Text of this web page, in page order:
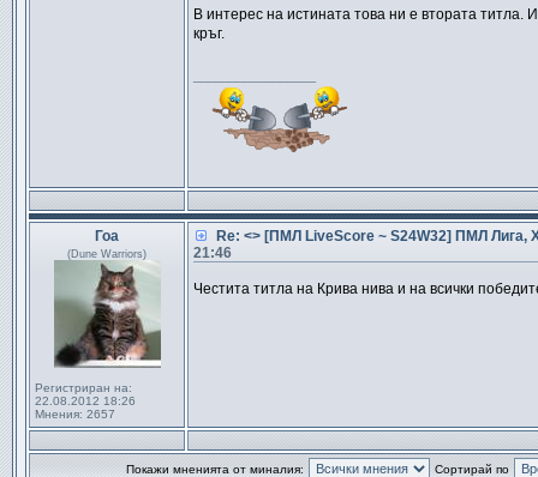
В интерес на истината това ни е втората титла.
кръг.
Гоа
(Dune Warriors)
Регистриран на:
22.08.2012 18:26
Мнения: 2657
Re: <> [ПМЛ LiveScore ~ S24W32] ПМЛ Лига,
21:46
Честита титла на Крива нива и на всички
Покажи мненията от миналия: Сортирай по